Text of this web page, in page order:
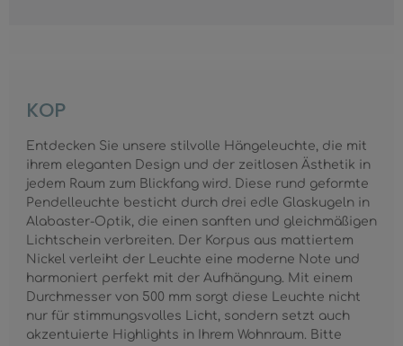
KOP
Entdecken Sie unsere stilvolle Hängeleuchte, die mit
ihrem eleganten Design und der zeitlosen Ästhetik in
jedem Raum zum Blickfang wird. Diese rund geformte
Pendelleuchte besticht durch drei edle Glaskugeln in
Alabaster-Optik, die einen sanften und gleichmäßigen
Lichtschein verbreiten. Der Korpus aus mattiertem
Nickel verleiht der Leuchte eine moderne Note und
harmoniert perfekt mit der Aufhängung. Mit einem
Durchmesser von 500 mm sorgt diese Leuchte nicht
nur für stimmungsvolles Licht, sondern setzt auch
akzentuierte Highlights in Ihrem Wohnraum. Bitte